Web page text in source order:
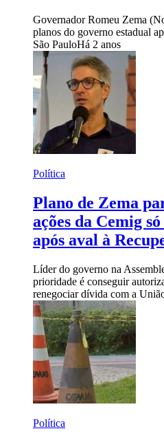
Governador Romeu Zema
planos do governo estadual
São PauloHá 2 anos
Política
Plano de Zema
ações da Cemig
após aval à
Líder do governo na
prioridade é conseguir
renegociar dívida com a
Política